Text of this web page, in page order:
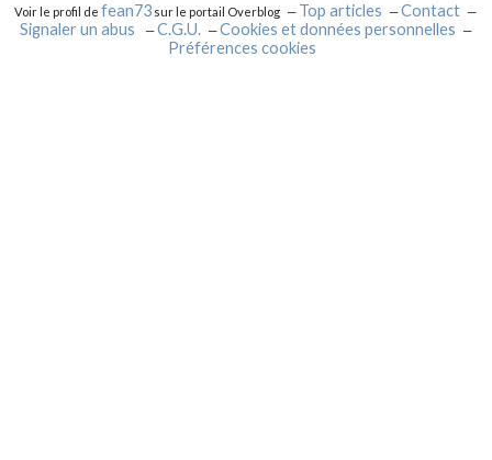
Voir le profil defean73 sur le portail Overblog Top articles
Contact
Signaler un abus
C.G.U.
Cookies et données personnelles
Préférences cookies